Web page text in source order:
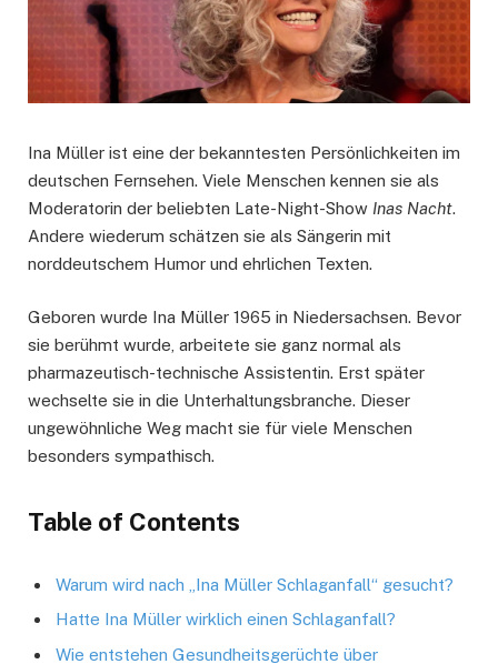
Ina Müller ist eine der bekanntesten Persönlichkeiten im
deutschen Fernsehen. Viele Menschen kennen sie als
Moderatorin der beliebten Late-Night-Show Inas Nacht.
Andere wiederum schätzen sie als Sängerin mit
norddeutschem Humor und ehrlichen Texten.
Geboren wurde Ina Müller 1965 in Niedersachsen. Bevor
sie berühmt wurde, arbeitete sie ganz normal als
pharmazeutisch-technische Assistentin. Erst später
wechselte sie in die Unterhaltungsbranche. Dieser
ungewöhnliche Weg macht sie für viele Menschen
besonders sympathisch.
Table of Contents
Warum wird nach „Ina Müller Schlaganfall“ gesucht?
Hatte Ina Müller wirklich einen Schlaganfall?
Wie entstehen Gesundheitsgerüchte über